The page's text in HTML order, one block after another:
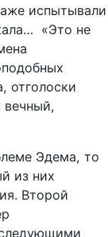
испытывали
«Это не
отголоски
вечный,
Эдема, то
из них
Второй